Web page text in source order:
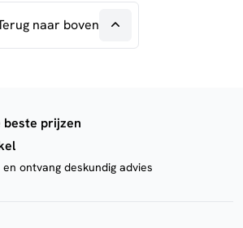
naar boven
beste prijzen
ontvang deskundig advies